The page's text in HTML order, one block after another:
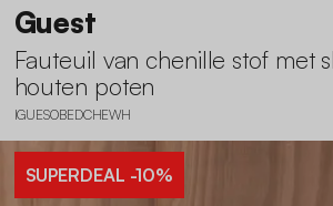
Guest
Fauteuil van chenille stof met
houten poten
IGUESOBEDCHEWH
SUPERDEAL -10%